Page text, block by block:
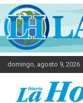
domingo, agosto 9, 2026